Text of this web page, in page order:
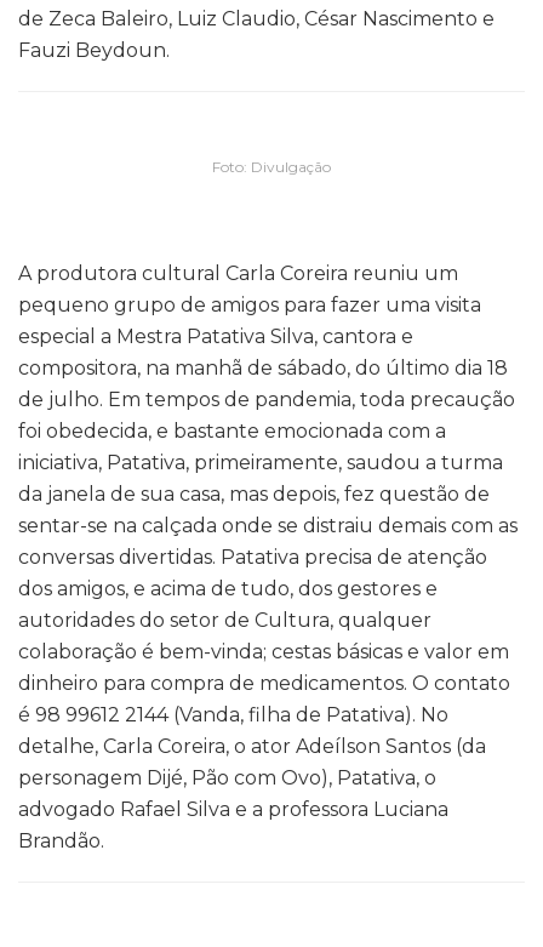
de Zeca Baleiro, Luiz Claudio, César Nascimento e
Fauzi Beydoun.
Foto: Divulgação
A produtora cultural Carla Coreira reuniu um
pequeno grupo de amigos para fazer uma visita
especial a Mestra Patativa Silva, cantora e
compositora, na manhã de sábado, do último dia 18
de julho. Em tempos de pandemia, toda precaução
foi obedecida, e bastante emocionada com a
iniciativa, Patativa, primeiramente, saudou a turma
da janela de sua casa, mas depois, fez questão de
sentar-se na calçada onde se distraiu demais com as
conversas divertidas. Patativa precisa de atenção
dos amigos, e acima de tudo, dos gestores e
autoridades do setor de Cultura, qualquer
colaboração é bem-vinda; cestas básicas e valor em
dinheiro para compra de medicamentos. O contato
é 98 99612 2144 (Vanda, filha de Patativa). No
detalhe, Carla Coreira, o ator Adeílson Santos (da
personagem Dijé, Pão com Ovo), Patativa, o
advogado Rafael Silva e a professora Luciana
Brandão.